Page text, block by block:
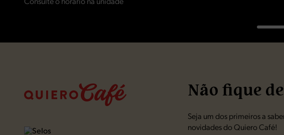
Não fique
Seja um dos primeiros a
novidades do Quiero Café!